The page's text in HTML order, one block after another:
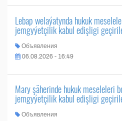
Lebap welaýatynda hukuk
jemgyýetçilik kabul edişligi
Объявления
06.08.2026 - 16:49
Mary şäherinde hukuk meseleleri
jemgyýetçilik kabul edişligi
Объявления